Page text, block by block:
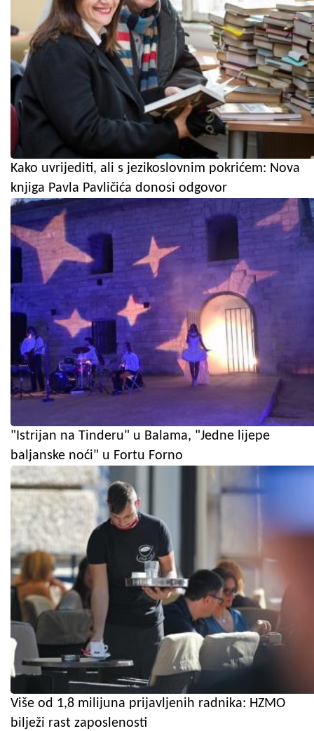
Kako uvrijediti, ali s jezikoslovnim pokrićem: Nova
knjiga Pavla Pavličića donosi odgovor
"Istrijan na Tinderu" u Balama, "Jedne lijepe
baljanske noći" u Fortu Forno
Više od 1,8 milijuna prijavljenih radnika: HZMO
bilježi rast zaposlenosti